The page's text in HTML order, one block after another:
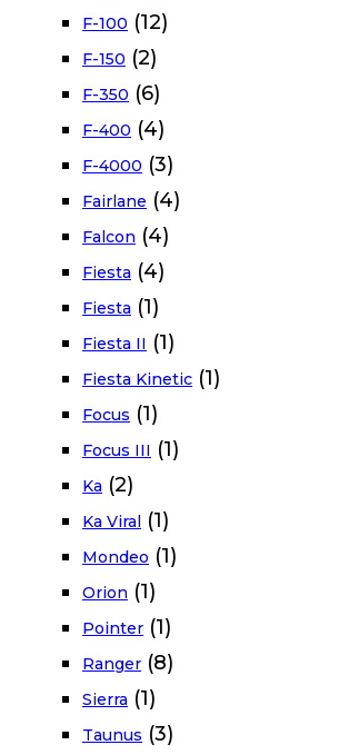
F-100 (12)
F-150 (2)
F-350 (6)
F-400 (4)
F-4000 (3)
Fairlane (4)
Falcon (4)
Fiesta (4)
Fiesta (1)
Fiesta II (1)
Fiesta Kinetic (1)
Focus (1)
Focus III (1)
Ka (2)
Ka Viral (1)
Mondeo (1)
Orion (1)
Pointer (1)
Ranger (8)
Sierra (1)
Taunus (3)